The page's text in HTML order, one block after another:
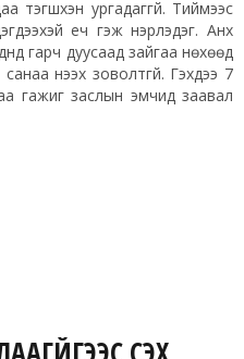
тэгшхэн ургадаггүй. Тиймээс
үеч гэж нэрлэдэг. Анх
гарч дуусаад зайгаа нөхөөд
нээх зоволтгүй. Гэхдээ 7
гажиг заслын эмчид заавал